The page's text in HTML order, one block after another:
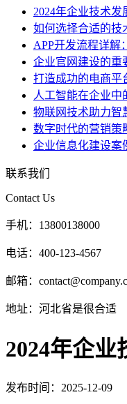
2024年企业技术发
如何选择合适的技
APP开发流程详解
企业官网建设的重
打造成功的电商平
人工智能在企业中
物联网技术助力智
数字时代的营销策
企业信息化建设案
联系我们
Contact Us
手机： 13800138000
电话： 400-123-4567
邮箱：
地址： 河北省是很合适
2024年企
发布时间：2025-12-09